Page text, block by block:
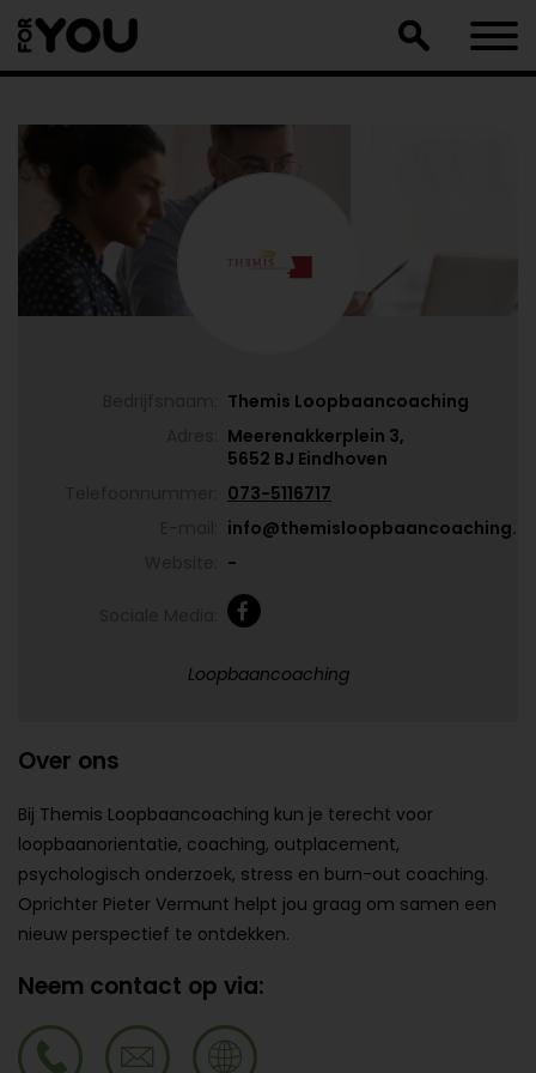
naar
artikel
Themis Loopbaancoaching
Meerenakkerplein 3,
5652 BJ Eindhoven
073-5116717
info@themisloopbaancoaching.nl
-
Loopbaancoaching
Over ons
Bij Themis Loopbaancoaching kun je terecht voor
loopbaanorientatie, coaching, outplacement,
psychologisch onderzoek, stress en burn-out coaching.
Oprichter Pieter Vermunt helpt jou graag om samen een
nieuw perspectief te ontdekken.
Neem contact op via: